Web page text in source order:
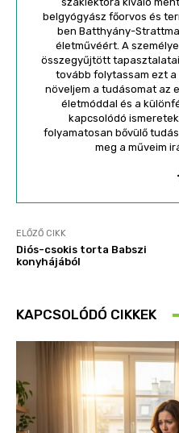
belgyógyász főorvos és
ben Batthyány-
életművéért. A
összegyűjtött
tovább folytassam ezt
növeljem a tudásomat az
életmóddal és a
kapcsolódó
folyamatosan bővülő
meg a műveim
ELŐZŐ CIKK
Diós-csokis torta Babszi
konyhájából
KAPCSOLÓDÓ CIKKEK